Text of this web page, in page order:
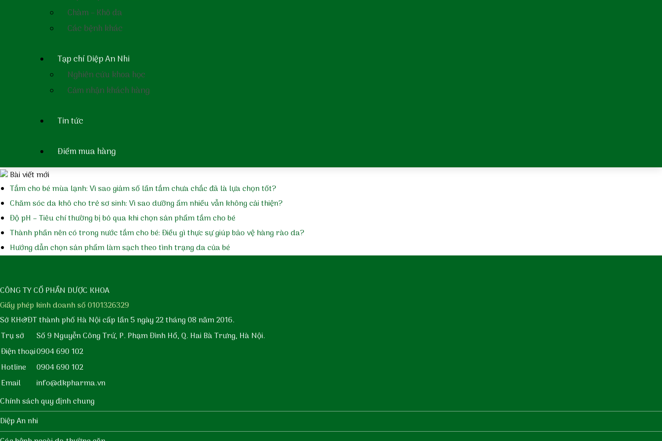
Chàm – Khô da
Các bệnh khác
Tạp chí Diệp An Nhi
Nghiên cứu khoa học
Cảm nhận khách hàng
Tin tức
Điểm mua hàng
Bản tin dược sĩ
Bản tin An lành số 8: Lựa chọn nước tắm gội hay sữa tắm cho trẻ sơ sinh việt nam
Bài viết mới
Tắm cho bé mùa lạnh: Vì sao giảm số lần tắm chưa chắc đã là lựa chọn tốt?
Chăm sóc da khô cho trẻ sơ sinh: Vì sao dưỡng ẩm nhiều vẫn không cải thiện?
Độ pH – Tiêu chí thường bị bỏ qua khi chọn sản phẩm tắm cho bé
Thành phần nên có trong nước tắm cho bé: Điều gì thực sự giúp bảo vệ hàng rào da?
Hướng dẫn chọn sản phẩm làm sạch theo tình trạng da của bé
CÔNG TY CỔ PHẦN DƯỢC KHOA
Giấy phép kinh doanh số 0101326329
Sở KH&ĐT thành phố Hà Nội cấp lần 5 ngày 22 tháng 08 năm 2016.
Trụ sở
Số 9 Nguyễn Công Trứ, P. Phạm Đình Hổ, Q. Hai Bà Trưng, Hà Nội.
Điện thoại0904 690 102
Hotline
0904 690 102
Email
info@dkpharma.vn
Chính sách quy định chung
Diệp An nhi